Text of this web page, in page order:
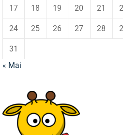
17 18 19 20 21
24 25 26 27 28
31
« Mai